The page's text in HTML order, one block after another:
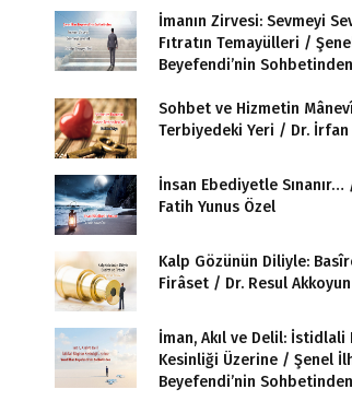
İmanın Zirvesi: Sevmeyi
Fıtratın Temayülleri /
Beyefendi’nin Sohbetinden
Sohbet ve Hizmetin
Terbiyedeki Yeri / Dr. İrfan
İnsan Ebediyetle Sınanır…
Fatih Yunus Özel
Kalp Gözünün Diliyle:
Firâset / Dr. Resul Akkoyun
İman, Akıl ve Delil: İstidlali
Kesinliği Üzerine / Şenel
Beyefendi’nin Sohbetinden